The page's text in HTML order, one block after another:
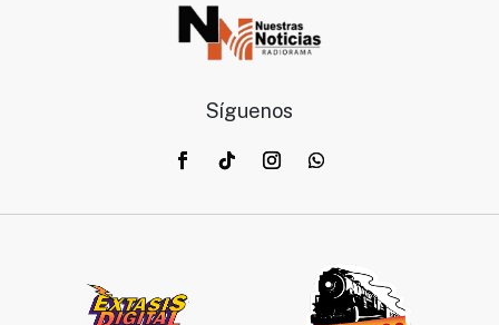
Síguenos